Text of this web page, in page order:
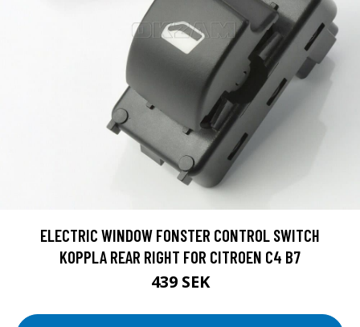
ELECTRIC WINDOW FONSTER CONTROL SWITCH
KOPPLA REAR RIGHT FOR CITROEN C4 B7
439 SEK